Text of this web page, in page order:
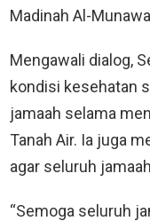
Madinah Al-
Mengawali dialog,
kondisi kesehatan
jamaah selama
Tanah Air. Ia juga
agar seluruh
“Semoga seluruh